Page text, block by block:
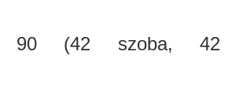
90 (42 szoba, 42